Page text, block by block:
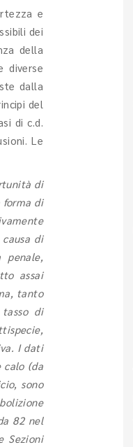
e
dei
della
diverse
dalla
del
di c.d.
Le
di
forma di
di
penale,
assai
tanto
di
I dati
calo (da
sono
82 nel
Sezioni